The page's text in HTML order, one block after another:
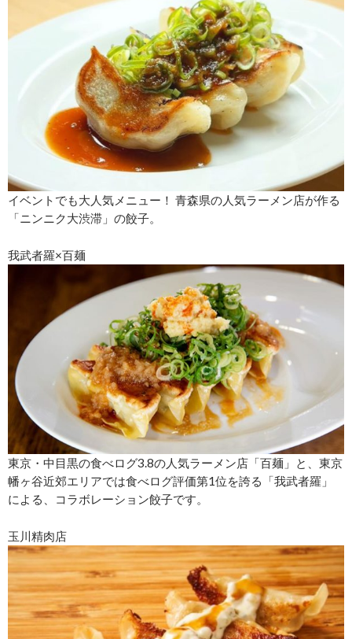
イベントでも大人気メニュー！ 青森県の人気ラーメン店が作る
「ニンニク大渋滞」の餃子。
我武者羅×百麺
東京・中目黒の食べログ3.8の人気ラーメン店「百麺」と、東京
幡ヶ谷近郊エリアでは食べログ評価第1位を誇る「我武者羅」
による、コラボレーション餃子です。
玉川精肉店